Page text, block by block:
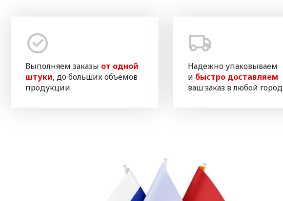
Выполняем заказы от одной
штуки, до больших объемов
продукции
Надежно упаковываем
и быстро доставляем
ваш заказ в любой город